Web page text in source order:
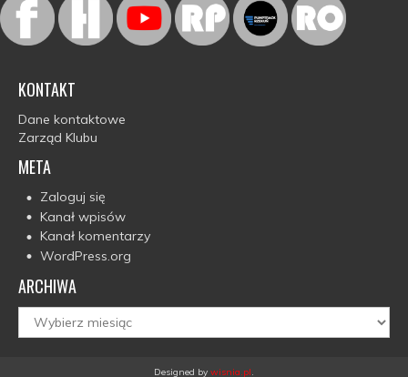
KONTAKT
Dane kontaktowe
Zarząd Klubu
META
Zaloguj się
Kanał wpisów
Kanał komentarzy
WordPress.org
ARCHIWA
Archiwa
Designed by wisnia.pl.